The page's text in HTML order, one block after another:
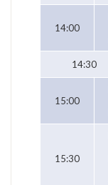
14:00
14:30
15:00
15:30